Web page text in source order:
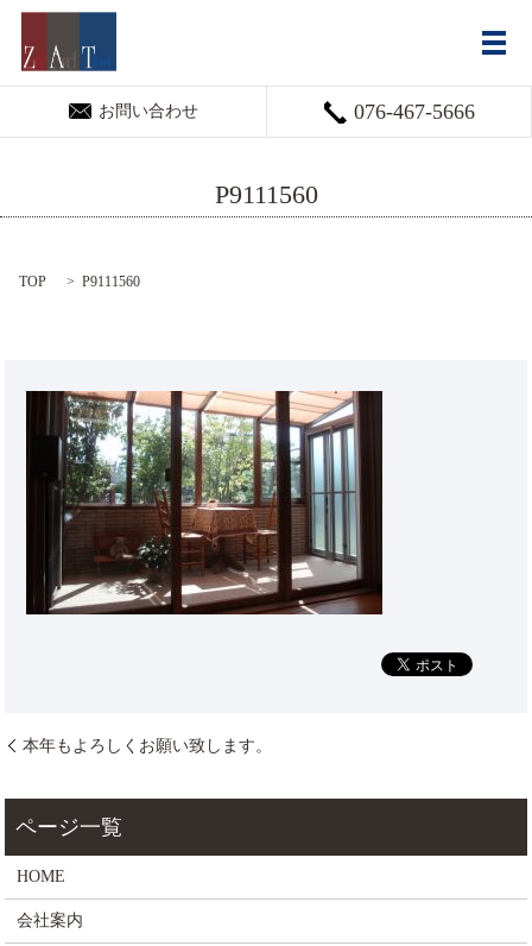
お問い合わせ 076-467-5666
メ
P9111560
TOP P9111560
本年もよろしくお願い致します。
HOME
会社案内